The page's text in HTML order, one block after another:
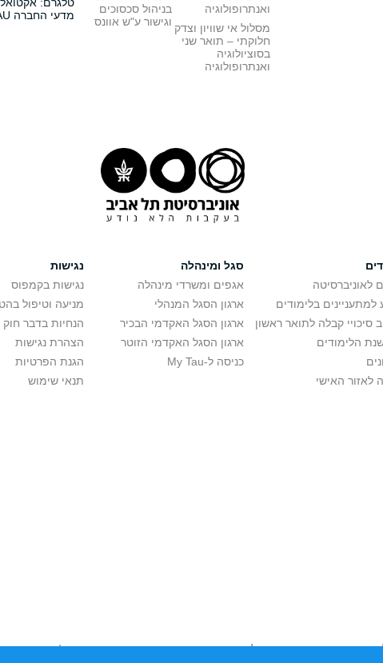
ואנתרופולוגיה
מסלול אי שוויון וצדק
חלוקתי – תואר שני
בסוציולוגיה
ואנתרופולוגיה
בניהול סכסוכים
וגישור ע"ש אוונס
מדעי החברה TAU
לאוניברסיטה
למתעניינים בלימודים
סיכויי קבלה לתואר ראשון
הלימודים
לאזור האישי
סגל ומינהלה
אגפים ומשרדי מינהלה
ארגון הסגל המנהלי
ארגון הסגל האקדמי הבכיר
ארגון הסגל האקדמי הזוטר
כניסה ל-My Tau
נגישות
נגישות בקמפוס
מניעה וטיפול
הנחיות בדבר
הצהרת נגישות
הגנת הפרטיות
תנאי שימוש
זכויות יוצרים. אם בבעלותך זכויות יוצרים בתכנים שנמצאים פה ו/או